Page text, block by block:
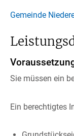
Gemeinde
Sie müssen ein
Ein berechtigtes